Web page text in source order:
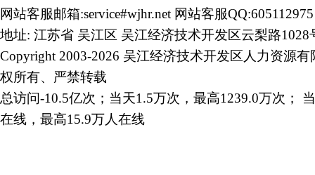
网站客服邮箱:service#wjhr.net 网站客服QQ:605112975
地址: 江苏省 吴江区 吴江经济技术开发区云梨路1028
Copyright 2003-2026 吴江经济技术开发区人力资源有
权所有、严禁转载
总访问-10.5亿次；当天1.5万次，最高1239.0万次；
在线，最高15.9万人在线